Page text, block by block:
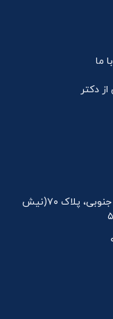
ما
دکتر
تهران، بلوار اندرزگو، نبش خیابان عبداللهی جنوبی، پلاک ۷۰(نیش